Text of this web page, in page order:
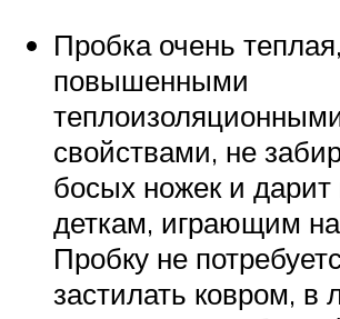
Пробка очень
повышенными
свойствами, не
босых ножек и
деткам, играющим
Пробку не
застилать ковром, в